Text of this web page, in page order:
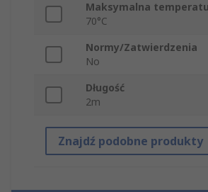
Maksymalna
70°C
Normy/Zatwierdzenia
No
Długość
2m
Znajdź podobne produkty